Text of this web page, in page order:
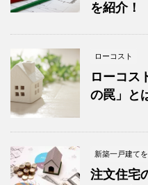
を紹介！
ローコスト
ローコス
の罠」と
新築一戸建て
注文住宅